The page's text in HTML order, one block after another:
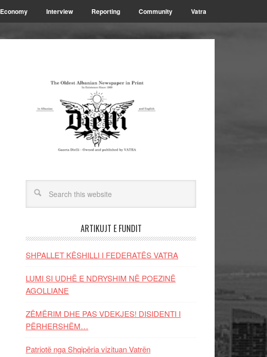
Economy Interview Reporting Community Vatra
ARTIKUJT E FUNDIT
SHPALLET KËSHILLI I FEDERATËS VATRA
LUMI SI UDHË E NDRYSHIM NË POEZINË
AGOLLIANE
ZËMËRIM DHE PAS VDEKJES! DISIDENTI I
PËRHERSHËM…
Patriotë nga Shqipëria vizituan Vatrën